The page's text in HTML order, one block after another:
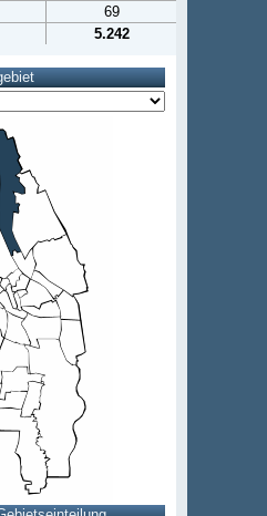
69
5.242